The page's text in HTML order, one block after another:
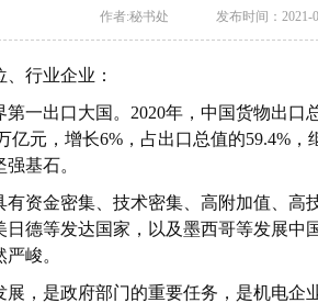
作者:秘书处 发布时间：2021-
行业企业：
第一出口大国。2020年，中国货物出口
亿元，增长6%，占出口总值的59.4%
基石。
有资金密集、技术密集、高附加值、高
日德等发达国家，以及墨西哥等发展中
峻。
展，是政府部门的重要任务，是机电企